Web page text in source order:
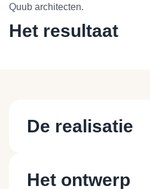
Quub architecten.
Het resultaat
De realisatie
Het ontwerp